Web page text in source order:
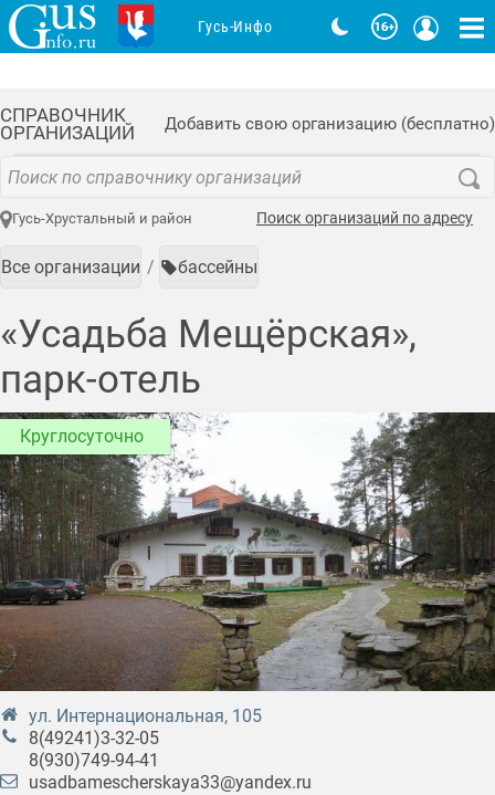
СПРАВОЧНИК
ОРГАНИЗАЦИЙ
Добавить свою организацию (бесплатно)
Гусь-Хрустальный и район Поиск организаций по адресу
Все организации бассейны
«Усадьба Мещёрская»,
парк-отель
Круглосуточно
ул. Интернациональная, 105
8(49241)3-32-05
8(930)749-94-41
usadbamescherskaya33@yandex.ru
Гусь-Инфо